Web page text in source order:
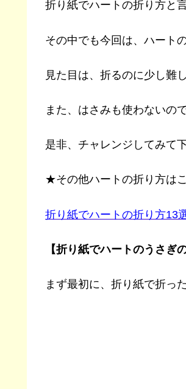
折り紙でハートの折り方と
その中でも今回は、ハート
見た目は、折るのに少し難
また、はさみも使わないの
是非、チャレンジしてみて
★その他ハートの折り方は
折り紙でハートの折り方13
【折り紙でハートのうさぎ
まず最初に、折り紙で折っ